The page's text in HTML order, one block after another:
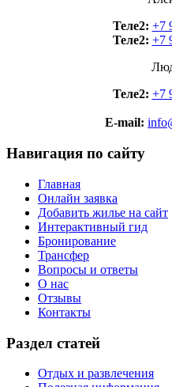
Теле2: +7
Теле2: +7
Теле2: +7
E-mail:
Навигация по сайту
Главная
Онлайн заявка
Добавить жилье на сайт
Интерактивный гид
Бронирование
Трансфер
Вопросы и ответы
О нас
Отзывы
Контакты
Раздел статей
Отдых и развлечения